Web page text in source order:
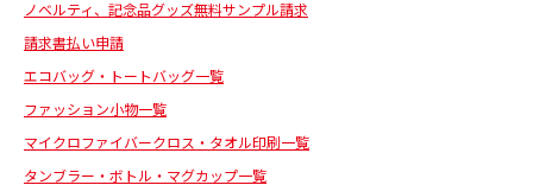
ノベルティ、記念品グッズ無料サンプル請求
請求書払い申請
エコバッグ・トートバッグ一覧
ファッション小物一覧
マイクロファイバークロス・タオル印刷一覧
タンブラー・ボトル・マグカップ一覧